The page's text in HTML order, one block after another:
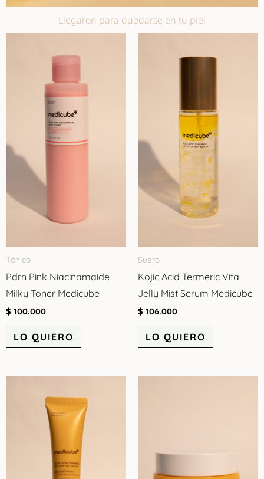
Llegaron para quedarse en tu piel
Tónico
Pdrn Pink Niacinamaide
Milky Toner Medicube
$ 100.000
LO QUIERO
Suero
Kojic Acid Termeric Vita
Jelly Mist Serum Medicube
$ 106.000
LO QUIERO